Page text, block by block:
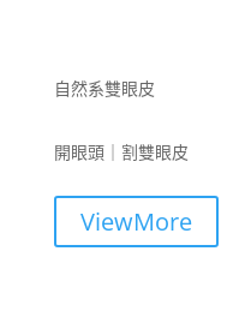
自然系雙眼皮
開眼頭｜割雙眼皮
ViewMore